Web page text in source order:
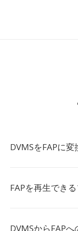
DVMSをFAPに
FAPを再生でき
DVMSからFAP